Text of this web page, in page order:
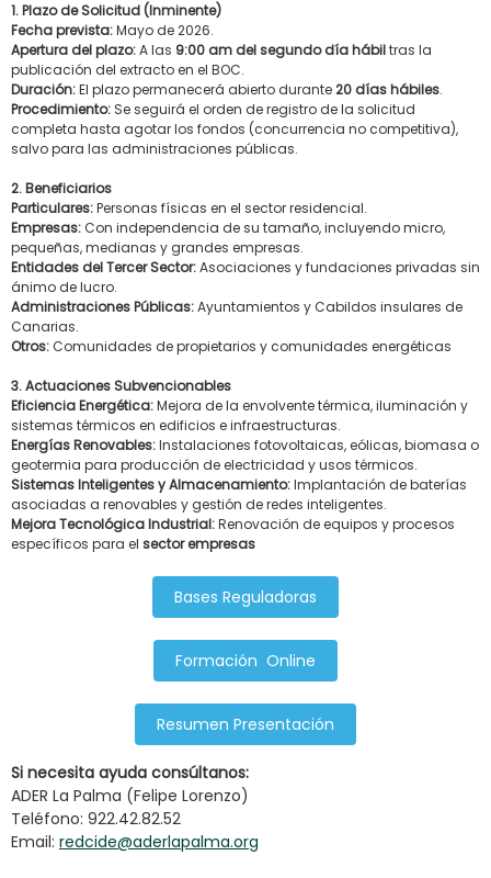
1. Plazo de Solicitud (Inminente)
Fecha prevista:Mayo de 2026.
Apertura del plazo:A las 9:00 am del segundo día hábiltras la
publicación del extracto en el BOC.
Duración:El plazo permanecerá abierto durante20 días hábiles.
Procedimiento: Se seguirá el orden de registro de la solicitud
completa hasta agotar los fondos (concurrencia no competitiva),
salvo para las administraciones públicas.
2. Beneficiarios
Particulares:Personas físicas en el sector residencial.
Empresas:Con independencia de su tamaño, incluyendo micro,
pequeñas, medianas y grandes empresas.
Entidades del Tercer Sector:Asociaciones y fundaciones privadas sin
ánimo de lucro.
Administraciones Públicas:Ayuntamientos y Cabildos insulares de
Canarias.
Otros:Comunidades de propietarios y comunidades energéticas
3. Actuaciones Subvencionables
Eficiencia Energética:Mejora de la envolvente térmica, iluminación y
sistemas térmicos en edificios e infraestructuras.
Energías Renovables:Instalaciones fotovoltaicas, eólicas, biomasa o
geotermia para producción de electricidad y usos térmicos.
Sistemas Inteligentes y Almacenamiento:Implantación de baterías
asociadas a renovables y gestión de redes inteligentes.
Mejora Tecnológica Industrial:Renovación de equipos y procesos
específicos para el sector empresas
Bases Reguladoras
Formación Online
Resumen Presentación
Si necesita ayuda consúltanos:
ADER La Palma (Felipe Lorenzo)
Teléfono: 922.42.82.52
Email: redcide@aderlapalma.org